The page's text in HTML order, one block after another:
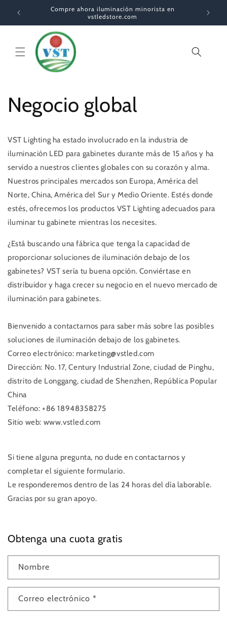
directamenteCompre ahora iluminación minorista en
vstledstore.com
Carrito
Negocio global
VST Lighting ha estado involucrado en la industria de
iluminación LED para gabinetes durante más de 15 años y ha
servido a nuestros clientes globales con su corazón y alma.
Nuestros principales mercados son Europa, América del
Norte, China, América del Sur y Medio Oriente. Estés donde
estés, ofrecemos los productos VST Lighting adecuados para
iluminar tu gabinete mientras los necesites.
¿Está buscando una fábrica que tenga la capacidad de
proporcionar soluciones de iluminación debajo de los
gabinetes? VST sería tu buena opción. Conviértase en
distribuidor y haga crecer su negocio en el nuevo mercado de
iluminación para gabinetes.
Bienvenido a contactarnos para saber más sobre las posibles
soluciones de iluminación debajo de los gabinetes.
Correo electrónico: marketing@vstled.com
Dirección: No. 17, Century Industrial Zone, ciudad de Pinghu,
distrito de Longgang, ciudad de Shenzhen, República Popular
China
Teléfono: +86 18948358275
Sitio web: www.vstled.com
Si tiene alguna pregunta, no dude en contactarnos y
completar el siguiente formulario.
Le responderemos dentro de las 24 horas del día laborable.
Gracias por su gran apoyo.
Obtenga una cuota gratis
Nombre
Correo electrónico *